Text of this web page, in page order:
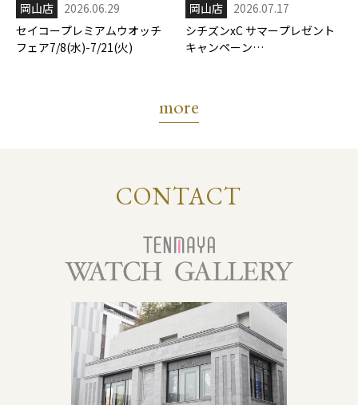
岡山店
2026.06.29
セイコープレミアムウオッチ
フェア7/8(水)-7/21(火)
岡山店
2026.07.17
シチズンxC サマープレゼント
キャンペーン
more
CONTACT